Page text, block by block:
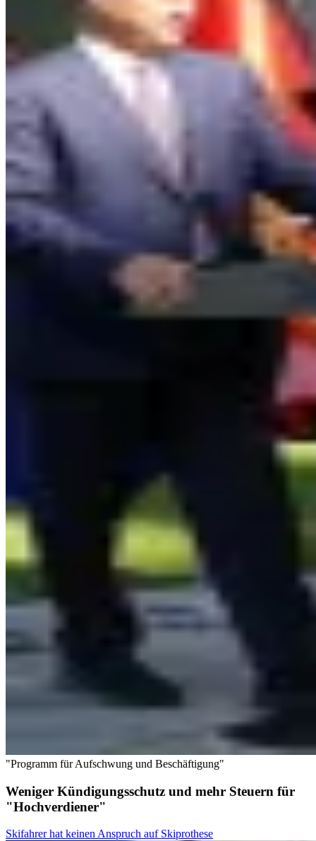
"Programm für Aufschwung und Beschäftigung"
Weniger Kündigungsschutz und mehr Steuern für
"Hochverdiener"
Skifahrer hat keinen Anspruch auf Skiprothese